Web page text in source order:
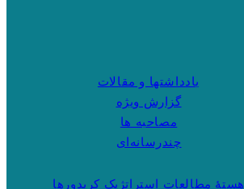
یادداشتها و مقالات
گزارش ویژه
مصاحبه ها
چندرسانه‌ای
هستهٔ مطالعات استراتژیک کریدورها